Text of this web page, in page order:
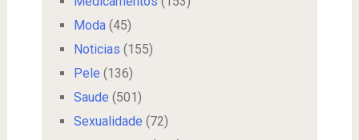
Moda(45)
Noticias (155)
Pele (136)
Saude (501)
Sexualidade (72)